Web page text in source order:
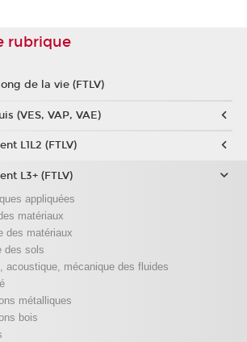
rubrique
de la vie (FTLV)
(VES, VAP, VAE)
L1L2 (FTLV)
L3+ (FTLV)
appliquées
matériaux
des matériaux
des sols
acoustique, mécanique des fluides
métalliques
bois